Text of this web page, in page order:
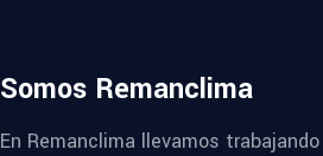
Somos Remanclima
En Remanclima llevamos